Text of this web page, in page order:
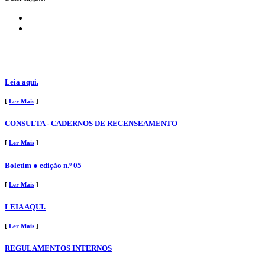
Leia aqui.
[ Ler Mais ]
CONSULTA - CADERNOS DE RECENSEAMENTO
[ Ler Mais ]
Boletim ● edição n.º 05
[ Ler Mais ]
LEIA AQUI.
[ Ler Mais ]
REGULAMENTOS INTERNOS